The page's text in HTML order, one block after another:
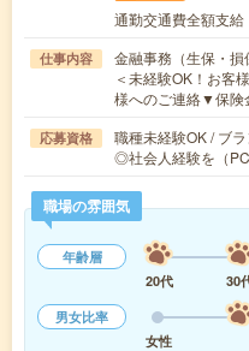
通勤交通費全額支給
仕事内容
金融事務（生保・損
＜未経験OK！お客
様へのご連絡▼保
応募資格
職種未経験OK / ブ
◎社会人経験を（PC
職場の雰囲気
年齢層
20代
30
男女比率
女性